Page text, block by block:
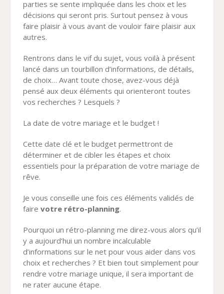
parties se sente impliquée dans les choix et les
décisions qui seront pris. Surtout pensez à vous
faire plaisir à vous avant de vouloir faire plaisir aux
autres.
Rentrons dans le vif du sujet, vous voilà à présent
lancé dans un tourbillon d’informations, de détails,
de choix… Avant toute chose, avez-vous déjà
pensé aux deux éléments qui orienteront toutes
vos recherches ? Lesquels ?
La date de votre mariage et le budget !
Cette date clé et le budget permettront de
déterminer et de cibler les étapes et choix
essentiels pour la préparation de votre mariage de
rêve.
Je vous conseille une fois ces éléments validés de
faire votre rétro-planning.
Pourquoi un rétro-planning me direz-vous alors qu’il
y a aujourd’hui un nombre incalculable
d’informations sur le net pour vous aider dans vos
choix et recherches ? Et bien tout simplement pour
rendre votre mariage unique, il sera important de
ne rater aucune étape.